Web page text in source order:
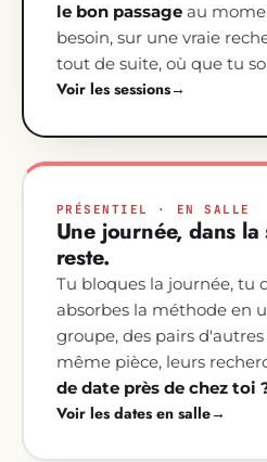
le bon passageau
besoin, sur une vraie
tout de suite, où que tu
Voir les sessions→
PRÉSENTIEL · EN SALLE
Une journée, dans
reste.
Tu bloques la journée, tu
absorbes la méthode en
groupe, des pairs
même pièce, leurs
de date près de chez toi
Voir les dates en salle→